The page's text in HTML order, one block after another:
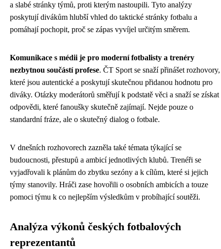
a slabé stránky týmů, proti kterým nastoupili. Tyto analýzy
poskytují divákům hlubší vhled do taktické stránky fotbalu a
pomáhají pochopit, proč se zápas vyvíjel určitým směrem.
Komunikace s médii je pro moderní fotbalisty a trenéry
nezbytnou součástí profese. ČT Sport se snaží přinášet rozhovory,
které jsou autentické a poskytují skutečnou přidanou hodnotu pro
diváky. Otázky moderátorů směřují k podstatě věci a snaží se získat
odpovědi, které fanoušky skutečně zajímají. Nejde pouze o
standardní fráze, ale o skutečný dialog o fotbale.
V dnešních rozhovorech zazněla také témata týkající se
budoucnosti, přestupů a ambicí jednotlivých klubů. Trenéři se
vyjadřovali k plánům do zbytku sezóny a k cílům, které si jejich
týmy stanovily. Hráči zase hovořili o osobních ambicích a touze
pomoci týmu k co nejlepším výsledkům v probíhající soutěži.
Analýza výkonů českých fotbalových
reprezentantů